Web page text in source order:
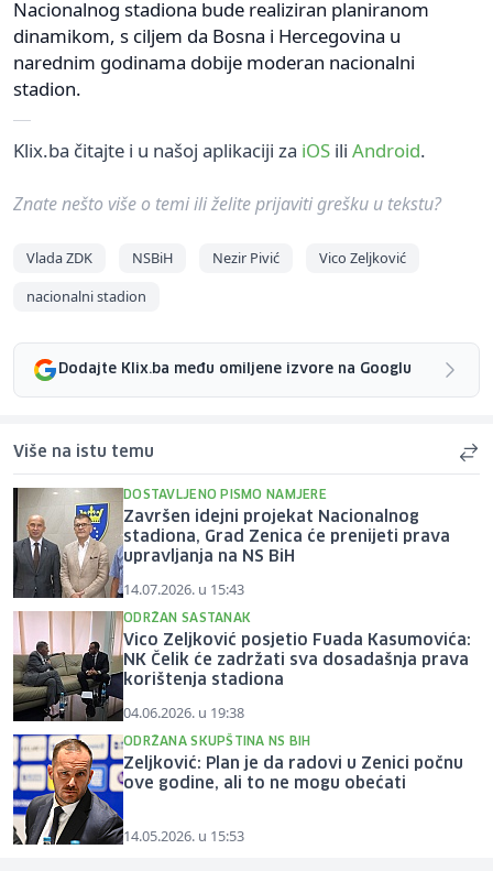
Nacionalnog stadiona bude realiziran planiranom
dinamikom, s ciljem da Bosna i Hercegovina u
narednim godinama dobije moderan nacionalni
stadion.
Klix.ba čitajte i u našoj aplikaciji za iOS ili Android.
Znate nešto više o temi ili želite prijaviti grešku u tekstu?
Vlada ZDK NSBiH Nezir Pivić
Vico Zeljković
nacionalni stadion
Dodajte Klix.ba među omiljene izvore na Googlu
Više na istu temu
DOSTAVLJENO PISMO NAMJERE
Završen idejni projekat Nacionalnog
stadiona, Grad Zenica će prenijeti prava
upravljanja na NS BiH
14.07.2026. u 15:43
ODRŽAN SASTANAK
Vico Zeljković posjetio Fuada Kasumovića:
NK Čelik će zadržati sva dosadašnja prava
korištenja stadiona
04.06.2026. u 19:38
ODRŽANA SKUPŠTINA NS BIH
Zeljković: Plan je da radovi u Zenici počnu
ove godine, ali to ne mogu obećati
14.05.2026. u 15:53